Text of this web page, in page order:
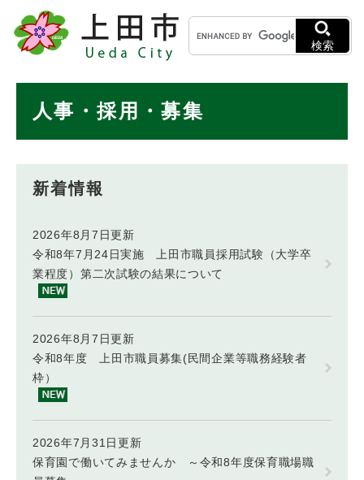
メニューを飛ばして本文へ
キ
ー
ワ
検
検索
人事・採用・募集
新着情報
2026年8月7日更新
令和8年7月24日実施 上田市職員採用試験（大学卒
業程度）第二次試験の結果について
2026年8月7日更新
令和8年度 上田市職員募集(民間企業等職務経験者
枠）
2026年7月31日更新
保育園で働いてみませんか ～令和8年度保育職場職